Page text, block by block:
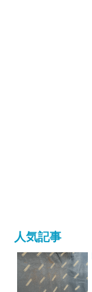
人気記事